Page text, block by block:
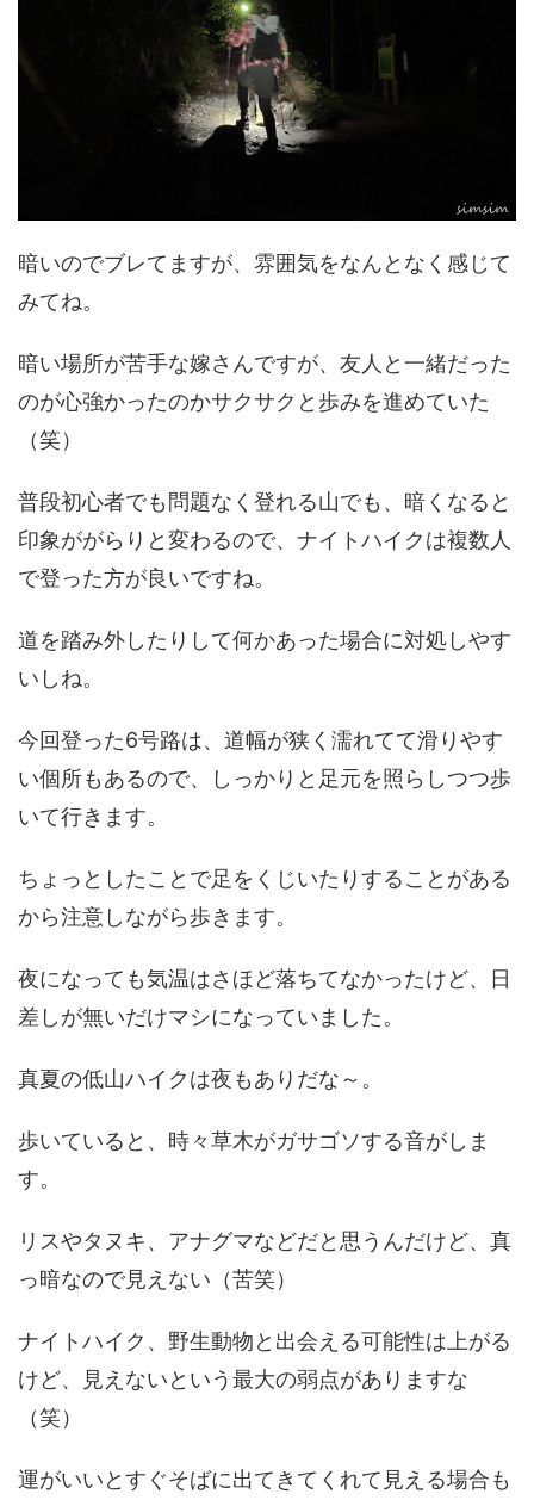
暗いのでブレてますが、雰囲気をなんとなく感じて
みてね。
暗い場所が苦手な嫁さんですが、友人と一緒だった
のが心強かったのかサクサクと歩みを進めていた
（笑）
普段初心者でも問題なく登れる山でも、暗くなると
印象ががらりと変わるので、ナイトハイクは複数人
で登った方が良いですね。
道を踏み外したりして何かあった場合に対処しやす
いしね。
今回登った6号路は、道幅が狭く濡れてて滑りやす
い個所もあるので、しっかりと足元を照らしつつ歩
いて行きます。
ちょっとしたことで足をくじいたりすることがある
から注意しながら歩きます。
夜になっても気温はさほど落ちてなかったけど、日
差しが無いだけマシになっていました。
真夏の低山ハイクは夜もありだな～。
歩いていると、時々草木がガサゴソする音がしま
す。
リスやタヌキ、アナグマなどだと思うんだけど、真
っ暗なので見えない（苦笑）
ナイトハイク、野生動物と出会える可能性は上がる
けど、見えないという最大の弱点がありますな
（笑）
運がいいとすぐそばに出てきてくれて見える場合も